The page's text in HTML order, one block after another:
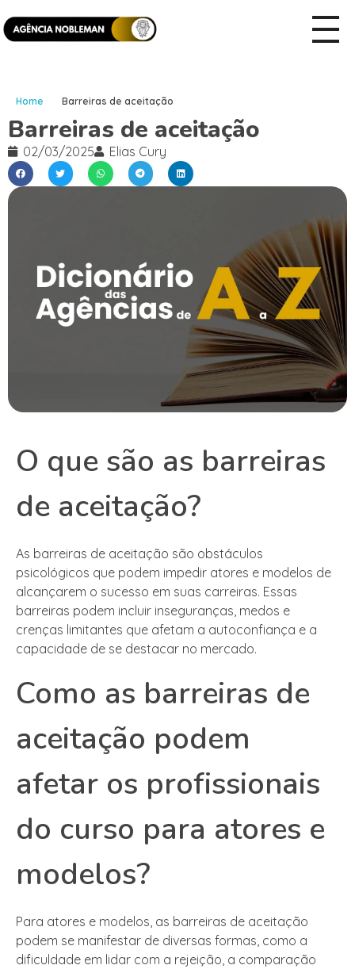
Home Barreiras de aceitação
Barreiras de aceitação
02/03/2025 Elias Cury
O que são as barreiras
de aceitação?
As barreiras de aceitação são obstáculos
psicológicos que podem impedir atores e modelos de
alcançarem o sucesso em suas carreiras. Essas
barreiras podem incluir inseguranças, medos e
crenças limitantes que afetam a autoconfiança e a
capacidade de se destacar no mercado.
Como as barreiras de
aceitação podem
afetar os profissionais
do curso para atores e
modelos?
Para atores e modelos, as barreiras de aceitação
podem se manifestar de diversas formas, como a
dificuldade em lidar com a rejeição, a comparação